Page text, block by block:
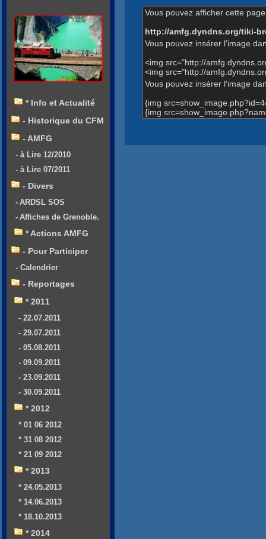
Vous pouvez afficher cette
http://amfg.dyndns.org/tiki-
Vous pouvez insérer l'image
<img src="http://
<img src="http://
Vous pouvez insérer l'image
{img
{img
* Info et Actualité
- Historique du CFM
- AMFG
- à Lire 12/2010
- à Lire 07/2011
- Divers
- ARDSL SOS
- Affiches de Grenoble.
* Actions AMFG
- Pour Participer
- Calendrier
- Reportages
* 2011
- 22.07.2011
- 29.07.2011
- 05.08.2011
- 09.09.2011
- 23.09.2011
- 30.09.2011
* 2012
* 01 06 2012
* 31 08 2012
* 21 09 2012
* 2013
* 24.05.2013
* 14.06.2013
* 18.10.2013
* 2014